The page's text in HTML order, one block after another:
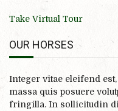
Take Virtual Tour
OUR HORSES
Integer vitae eleifend
massa quis posuere
fringilla. In sollicitudin